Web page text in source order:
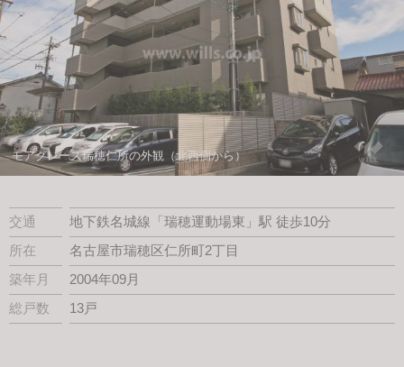
店舗案内
スタッフ紹介
会社案内
モアグレース瑞穂仁所の外観（北西側から）
交通
地下鉄名城線「瑞穂運動場東」駅 徒歩10分
所在
名古屋市瑞穂区仁所町2丁目
築年月
2004年09月
総戸数
13戸